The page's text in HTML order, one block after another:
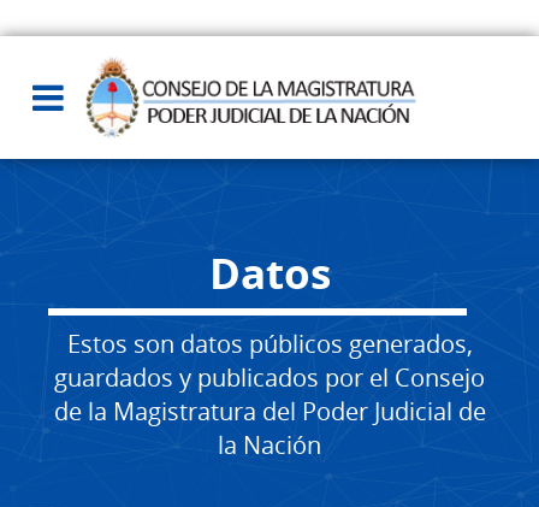
Datos
Estos son datos públicos generados,
guardados y publicados por el Consejo
de la Magistratura del Poder Judicial de
la Nación